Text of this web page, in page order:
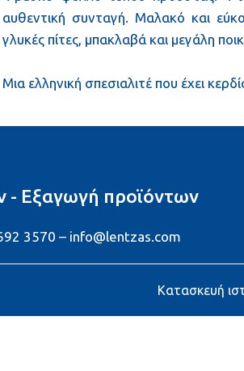
αυθεντική συνταγή. Μαλακό και
γλυκές πίτες, μπακλαβά και μεγάλη
Μια ελληνική σπεσιαλιτέ που έχει
Εξαγωγή προϊόντων
3570 – info@lentzas.com
Κατασκευή